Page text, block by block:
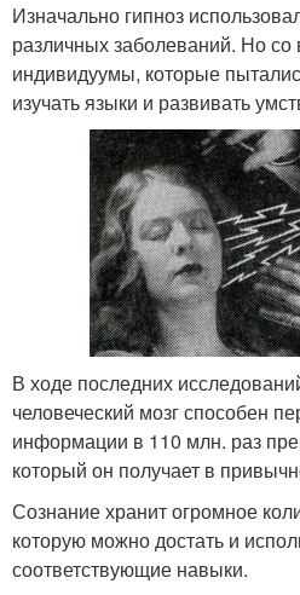
Изначально гипноз
различных заболеваний. Но
индивидуумы, которые
изучать языки и развивать
В ходе последних
человеческий мозг способен
информации в 110 млн. раз
который он получает в
Сознание хранит огромное
которую можно достать и
соответствующие навыки.